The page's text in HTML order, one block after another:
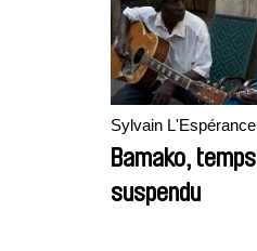
Sylvain L'Espérance
Bamako, temps
suspendu